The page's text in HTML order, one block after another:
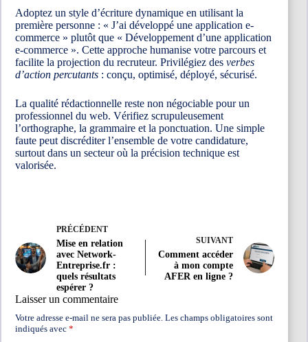
Adoptez un style d’écriture dynamique en utilisant la
première personne : « J’ai développé une application e-
commerce » plutôt que « Développement d’une application
e-commerce ». Cette approche humanise votre parcours et
facilite la projection du recruteur. Privilégiez des verbes
d’action percutants : conçu, optimisé, déployé, sécurisé.
La qualité rédactionnelle reste non négociable pour un
professionnel du web. Vérifiez scrupuleusement
l’orthographe, la grammaire et la ponctuation. Une simple
faute peut discréditer l’ensemble de votre candidature,
surtout dans un secteur où la précision technique est
valorisée.
PRÉCÉDENT
Mise en relation
avec Network-
Entreprise.fr :
quels résultats
espérer ?
SUIVANT
Comment accéder
à mon compte
AFER en ligne ?
Laisser un commentaire
Votre adresse e-mail ne sera pas publiée. Les champs obligatoires sont
indiqués avec *